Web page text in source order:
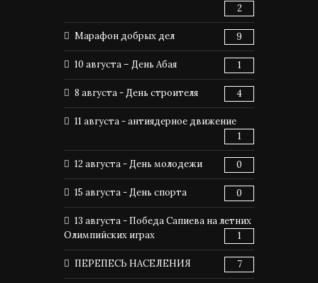
2
Марафон добрых дел 9
10 августа – День Абая 1
8 августа - День строителя 4
11 августа - антиядерное движение
1
12 августа - День молодежи 0
15 августа - День спорта 0
13 августа - Победа Сапиева на летних
Олимпийских играх
1
ПЕРЕПЕСЬ НАСЕЛЕНИЯ 7